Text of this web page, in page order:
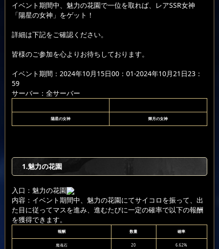
イベント期間中、魅力の花園で一位を取れば、レアSSR女神
「陽星の女神」をゲット！
詳細は下記をご確認ください。
皆様のご参加を心よりお待ちしております。
イベント期間：2024年10月15日00：01-2024年10月21日23：
59
サーバー：全サーバー
陽星の女神 輝月の女神
1.魅力の花園
入口：魅力の花園
内容：イベント期間中、魅力の花園にてサイコロを振って、出
た目に従ってマスを進み、進むたびに一定の確率で以下の報酬
を獲得できます。
報酬 数量 確率
魔魂石 20 6.62%